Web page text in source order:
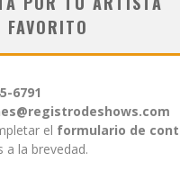
FAVORITO
6791
el formulario de
a la brevedad.